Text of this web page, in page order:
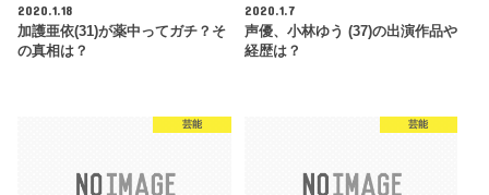
2020.1.18
加護亜依(31)が薬中ってガチ？そ
の真相は？
2020.1.7
声優、小林ゆう (37)の出演作品や
経歴は？
芸能 芸能